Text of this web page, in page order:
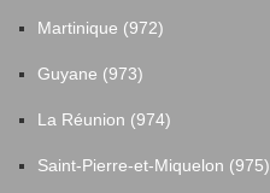
Martinique (972)
Guyane (973)
La Réunion (974)
Saint-Pierre-et-Miquelon (975)